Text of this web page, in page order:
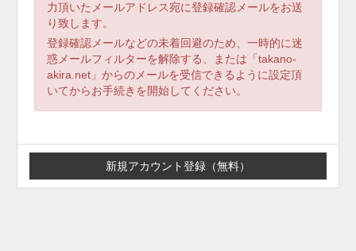
力頂いたメールアドレス宛に登録確認メールをお送
り致します。
登録確認メールなどの未着回避のため、一時的に迷
惑メールフィルターを解除する、または「takano-
akira.net」からのメールを受信できるように設定頂
いてからお手続きを開始してください。